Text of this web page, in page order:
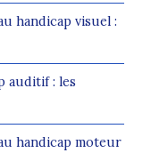
handicap visuel :
auditif : les
handicap moteur